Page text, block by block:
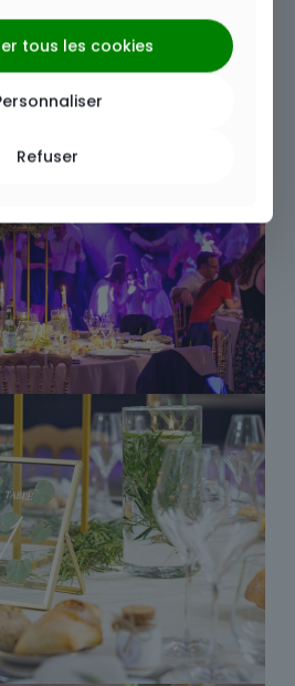
Refuser
tous les cookies